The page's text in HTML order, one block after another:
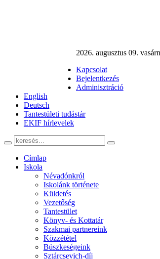
2026. augusztus 09.
Kapcsolat
Bejelentkezés
Adminisztráció
English
Deutsch
Tantestületi tudástár
EKIF hírlevelek
Címlap
Iskola
Névadónkról
Iskolánk története
Küldetés
Vezetőség
Tantestület
Könyv- és Kottatár
Szakmai partnereink
Közzététel
Büszkeségeink
Sztárcsevich-díj